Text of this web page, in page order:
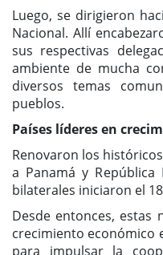
Luego, se dirigieron
Nacional. Allí
sus respectivas
ambiente de mucha
diversos temas
pueblos.
Países líderes en
Renovaron los
a Panamá y República
bilaterales iniciaron el
Desde entonces, estas
crecimiento económico
para impulsar la